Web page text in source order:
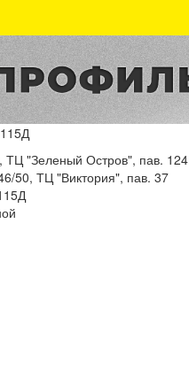
ТЦ "Зеленый Остров", пав. 124
50, ТЦ "Виктория", пав. 37